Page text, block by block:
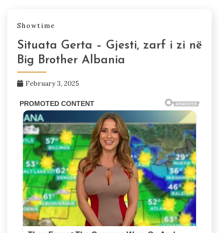
Showtime
Situata Gerta – Gjesti, zarf i zi në
Big Brother Albania
February 3, 2025